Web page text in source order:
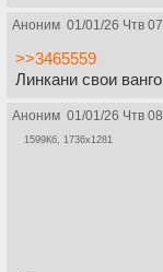
Аноним 01/01/26 Чтв
>>3465559
Линкани свои
Аноним 01/01/26 Чтв
1599Кб, 1736x1281